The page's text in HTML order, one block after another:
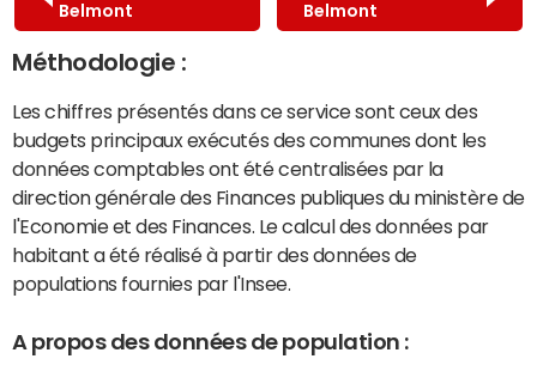
Belmont
Belmont
Méthodologie :
Les chiffres présentés dans ce service sont ceux des
budgets principaux exécutés des communes dont les
données comptables ont été centralisées par la
direction générale des Finances publiques du ministère de
l'Economie et des Finances. Le calcul des données par
habitant a été réalisé à partir des données de
populations fournies par l'Insee.
A propos des données de population :